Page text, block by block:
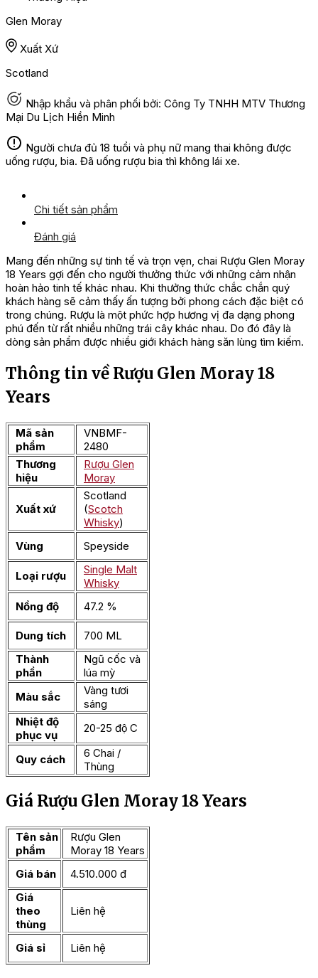
Glen Moray
Xuất Xứ
Scotland
Nhập khẩu và phân phối bởi: Công Ty TNHH MTV Thương
Mại Du Lịch Hiền Minh
Người chưa đủ 18 tuổi và phụ nữ mang thai không được
uống rượu, bia. Đã uống rượu bia thì không lái xe.
Chi tiết sản phẩm
Đánh giá
Mang đến những sự tinh tế và trọn vẹn, chai Rượu Glen Moray
18 Years gợi đến cho người thưởng thức với những cảm nhận
hoàn hảo tinh tế khác nhau. Khi thưởng thức chắc chắn quý
khách hàng sẽ cảm thấy ấn tượng bởi phong cách đặc biệt có
trong chúng. Rượu là một phức hợp hương vị đa dạng phong
phú đến từ rất nhiều những trái cây khác nhau. Do đó đây là
dòng sản phẩm được nhiều giới khách hàng săn lùng tìm kiếm.
Thông tin về Rượu Glen Moray 18
Years
Mã sản
phẩm
VNBMF-
2480
Thương
hiệu
Rượu Glen
Moray
Xuất xứ
Scotland
(Scotch
Whisky)
Vùng
Speyside
Loại rượu
Single Malt
Whisky
Nồng độ
47.2 %
Dung tích
700 ML
Thành
phần
Ngũ cốc và
lúa mỳ
Màu sắc
Vàng tươi
sáng
Nhiệt độ
phục vụ
20-25 độ C
Quy cách
6 Chai /
Thùng
Giá Rượu Glen Moray 18 Years
Tên sản
phẩm
Rượu Glen
Moray 18 Years
Giá bán
4.510.000 đ
Giá
theo
thùng
Liên hệ
Giá sỉ Liên hệ